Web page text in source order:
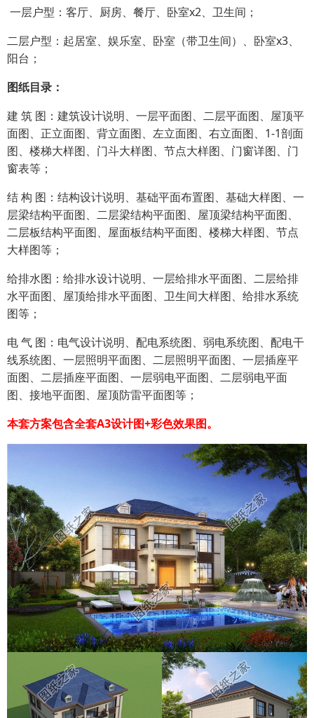
一层户型：客厅、厨房、餐厅、卧室x2、卫生间；
二层户型：起居室、娱乐室、卧室（带卫生间）、卧室x3、
阳台；
图纸目录：
建 筑 图：建筑设计说明、一层平面图、二层平面图、屋顶平
面图、正立面图、背立面图、左立面图、右立面图、1-1剖面
图、楼梯大样图、门斗大样图、节点大样图、门窗详图、门
窗表等；
结 构 图：结构设计说明、基础平面布置图、基础大样图、一
层梁结构平面图、二层梁结构平面图、屋顶梁结构平面图、
二层板结构平面图、屋面板结构平面图、楼梯大样图、节点
大样图等；
给排水图：给排水设计说明、一层给排水平面图、二层给排
水平面图、屋顶给排水平面图、卫生间大样图、给排水系统
图等；
电 气 图：电气设计说明、配电系统图、弱电系统图、配电干
线系统图、一层照明平面图、二层照明平面图、一层插座平
面图、二层插座平面图、一层弱电平面图、二层弱电平面
图、接地平面图、屋顶防雷平面图等；
本套方案包含全套A3设计图+彩色效果图。